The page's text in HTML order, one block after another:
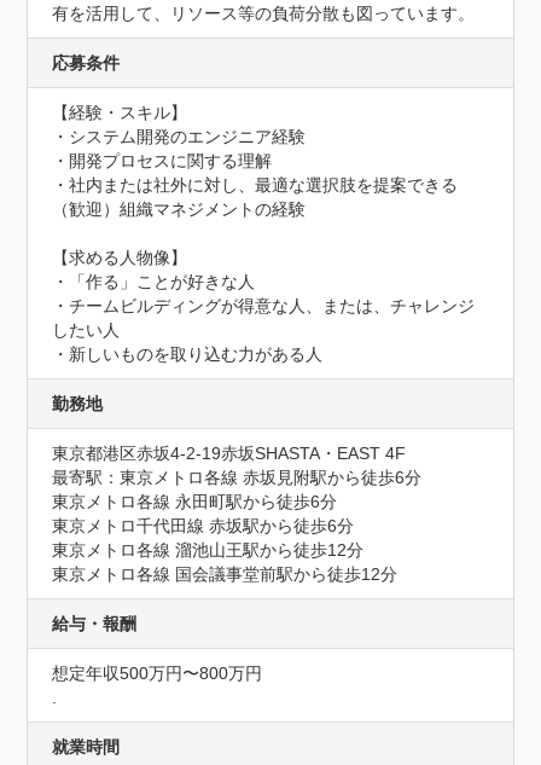
有を活用して、リソース等の負荷分散も図っています。
応募条件
【経験・スキル】
・システム開発のエンジニア経験
・開発プロセスに関する理解
・社内または社外に対し、最適な選択肢を提案できる
（歓迎）組織マネジメントの経験
【求める人物像】
・「作る」ことが好きな人
・チームビルディングが得意な人、または、チャレンジ
したい人
・新しいものを取り込む力がある人
勤務地
東京都港区赤坂4-2-19赤坂SHASTA・EAST 4F
最寄駅：東京メトロ各線 赤坂見附駅から徒歩6分
東京メトロ各線 永田町駅から徒歩6分
東京メトロ千代田線 赤坂駅から徒歩6分
東京メトロ各線 溜池山王駅から徒歩12分
東京メトロ各線 国会議事堂前駅から徒歩12分
給与・報酬
想定年収500万円〜800万円
就業時間